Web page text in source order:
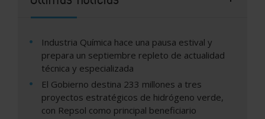
Industria Química hace una pausa estival y
prepara un septiembre repleto de actualidad
técnica y especializada
El Gobierno destina 233 millones a tres
proyectos estratégicos de hidrógeno verde,
con Repsol como principal beneficiario